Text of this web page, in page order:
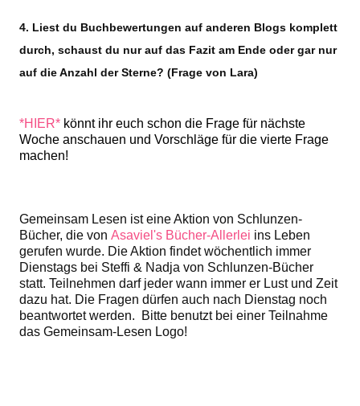
4. Liest du Buchbewertungen auf anderen Blogs komplett
durch, schaust du nur auf das Fazit am Ende oder gar nur
auf die Anzahl der Sterne? (Frage von Lara)
*HIER* könnt ihr euch schon die Frage für nächste
Woche anschauen und Vorschläge für die vierte Frage
machen!
Gemeinsam Lesen ist eine Aktion von Schlunzen-
Bücher, die von Asaviel's Bücher-Allerlei ins Leben
gerufen wurde. Die Aktion findet wöchentlich immer
Dienstags bei Steffi & Nadja von Schlunzen-Bücher
statt. Teilnehmen darf jeder wann immer er Lust und Zeit
dazu hat. Die Fragen dürfen auch nach Dienstag noch
beantwortet werden. Bitte benutzt bei einer Teilnahme
das Gemeinsam-Lesen Logo!